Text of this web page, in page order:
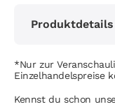
Produktdetails
*Nur zur
Einzelhandelspreise
Kennst du schon